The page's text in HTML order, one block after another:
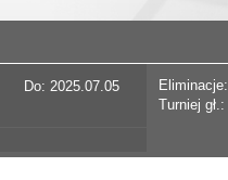
Do: 2025.07.05 Eliminacje:
Turniej gł.: